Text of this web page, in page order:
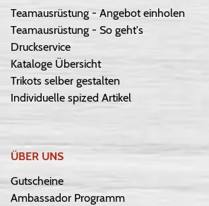
Teamausrüstung - Angebot einholen
Teamausrüstung - So geht's
Druckservice
Kataloge Übersicht
Trikots selber gestalten
Individuelle spized Artikel
ÜBER UNS
Gutscheine
Ambassador Programm